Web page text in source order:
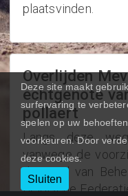
plaatsvinden.
Overlijden
echtgenote
pollaert
Langs deze
vanwege de
de Raad van
Belgische
Deze site maakt
surfervaring te
spelen op uw
voorkeuren. Door
deze cookies.
Sluiten